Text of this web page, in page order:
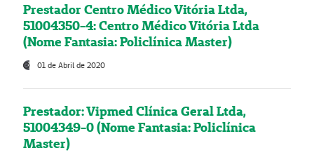
Prestador Centro Médico Vitória Ltda,
51004350-4: Centro Médico Vitória Ltda
(Nome Fantasia: Policlínica Master)
01 de Abril de 2020
Prestador: Vipmed Clínica Geral Ltda,
51004349-0 (Nome Fantasia: Policlínica
Master)